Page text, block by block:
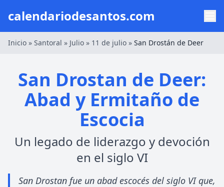
calendariodesantos.com
Inicio » Santoral » Julio » 11 de julio » San Drostán de Deer
San Drostan de Deer:
Abad y Ermitaño de
Escocia
Un legado de liderazgo y devoción
en el siglo VI
San Drostan fue un abad escocés del siglo VI que,